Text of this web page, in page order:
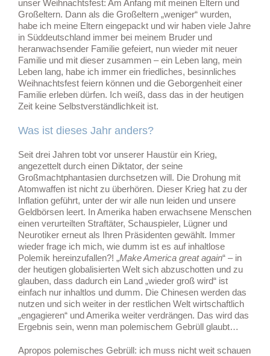
unser Weihnachtsfest: Am Anfang mit meinen Eltern und
Großeltern. Dann als die Großeltern „weniger“ wurden,
habe ich meine Eltern eingepackt und wir haben viele Jahre
in Süddeutschland immer bei meinem Bruder und
heranwachsender Familie gefeiert, nun wieder mit neuer
Familie und mit dieser zusammen – ein Leben lang, mein
Leben lang, habe ich immer ein friedliches, besinnliches
Weihnachtsfest feiern können und die Geborgenheit einer
Familie erleben dürfen. Ich weiß, dass das in der heutigen
Zeit keine Selbstverständlichkeit ist.
Was ist dieses Jahr anders?
Seit drei Jahren tobt vor unserer Haustür ein Krieg,
angezettelt durch einen Diktator, der seine
Großmachtphantasien durchsetzen will. Die Drohung mit
Atomwaffen ist nicht zu überhören. Dieser Krieg hat zu der
Inflation geführt, unter der wir alle nun leiden und unsere
Geldbörsen leert. In Amerika haben erwachsene Menschen
einen verurteilten Straftäter, Schauspieler, Lügner und
Neurotiker erneut als Ihren Präsidenten gewählt. Immer
wieder frage ich mich, wie dumm ist es auf inhaltlose
Polemik hereinzufallen?! „Make America great again“ – in
der heutigen globalisierten Welt sich abzuschotten und zu
glauben, dass dadurch ein Land „wieder groß wird“ ist
einfach nur inhaltlos und dumm. Die Chinesen werden das
nutzen und sich weiter in der restlichen Welt wirtschaftlich
„engagieren“ und Amerika weiter verdrängen. Das wird das
Ergebnis sein, wenn man polemischem Gebrüll glaubt…
Apropos polemisches Gebrüll: ich muss nicht weit schauen